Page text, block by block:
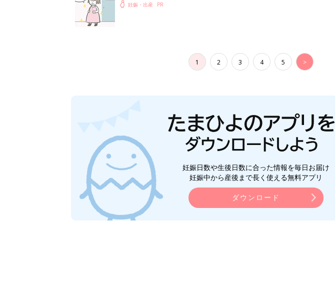
妊娠・出産
1 2 3 4 5 >
妊娠日数や生後日数に合った情報を毎日お届け
妊娠中から産後まで長く使える無料アプリ
ダウンロード